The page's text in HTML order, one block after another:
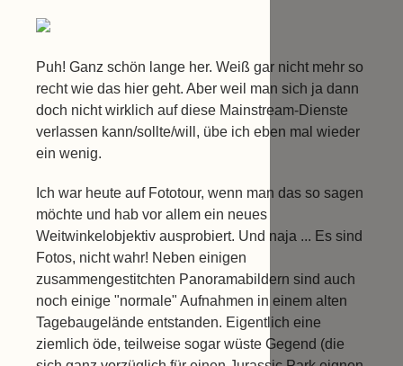
Puh! Ganz schön lange her. Weiß gar nicht mehr so
recht wie das hier geht. Aber weil man sich ja dann
doch nicht wirklich auf diese Mainstream-Dienste
verlassen kann/sollte/will, übe ich eben mal wieder
ein wenig.
Ich war heute auf Fototour, wenn man das so sagen
möchte und hab vor allem ein neues
Weitwinkelobjektiv ausprobiert. Und naja ... Es sind
Fotos, nicht wahr! Neben einigen
zusammengestitchten Panoramabildern sind auch
noch einige "normale" Aufnahmen in einem alten
Tagebaugelände entstanden. Eigentlich eine
ziemlich öde, teilweise sogar wüste Gegend (die